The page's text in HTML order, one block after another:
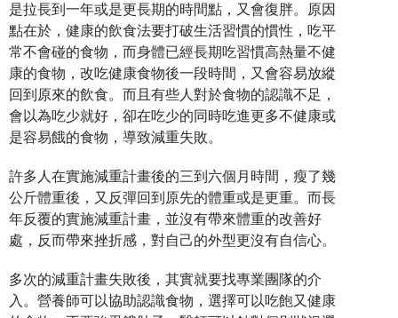
是拉長到一年或是更長期的時間點，又會復胖。原因
點在於，健康的飲食法要打破生活習慣的慣性，吃平
常不會碰的食物，而身體已經長期吃習慣高熱量不健
康的食物，改吃健康食物後一段時間，又會容易放縱
回到原來的飲食。而且有些人對於食物的認識不足，
會以為吃少就好，卻在吃少的同時吃進更多不健康或
是容易餓的食物，導致減重失敗。
許多人在實施減重計畫後的三到六個月時間，瘦了幾
公斤體重後，又反彈回到原先的體重或是更重。而長
年反覆的實施減重計畫，並沒有帶來體重的改善好
處，反而帶來挫折感，對自己的外型更沒有自信心。
多次的減重計畫失敗後，其實就要找專業團隊的介
入。營養師可以協助認識食物，選擇可以吃飽又健康